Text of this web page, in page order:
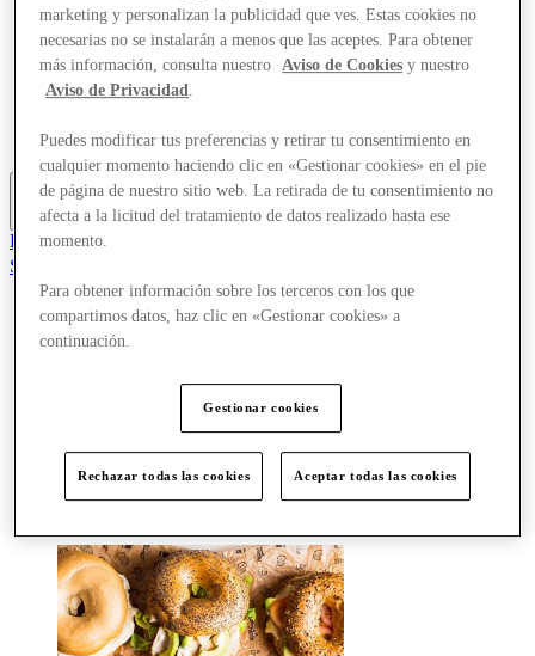
Tiendas
Ofertas
Planifica tu visita
¿Qué pasa?
Comer y beber
Servicios
Más
El Club
Salvado
es
Tiendas
Ofertas
Servicios
marketing y personalizan la publicidad que ves. Estas cookies no
necesarias no se instalarán a menos que las aceptes. Para obtener
más información, consulta nuestro
Aviso de Cookies y nuestro
Aviso de Privacidad
Puedes modificar tus preferencias y retirar tu consentimiento en
cualquier momento haciendo clic en «Gestionar cookies» en el pie
de página de nuestro sitio web. La retirada de tu consentimiento no
afecta a la licitud del tratamiento de datos realizado hasta ese
momento.
Para obtener información sobre los terceros con los que
compartimos datos, haz clic en «Gestionar cookies» a
continuación.
Gestionar cookies
Rechazar todas las cookies Aceptar todas las cookies